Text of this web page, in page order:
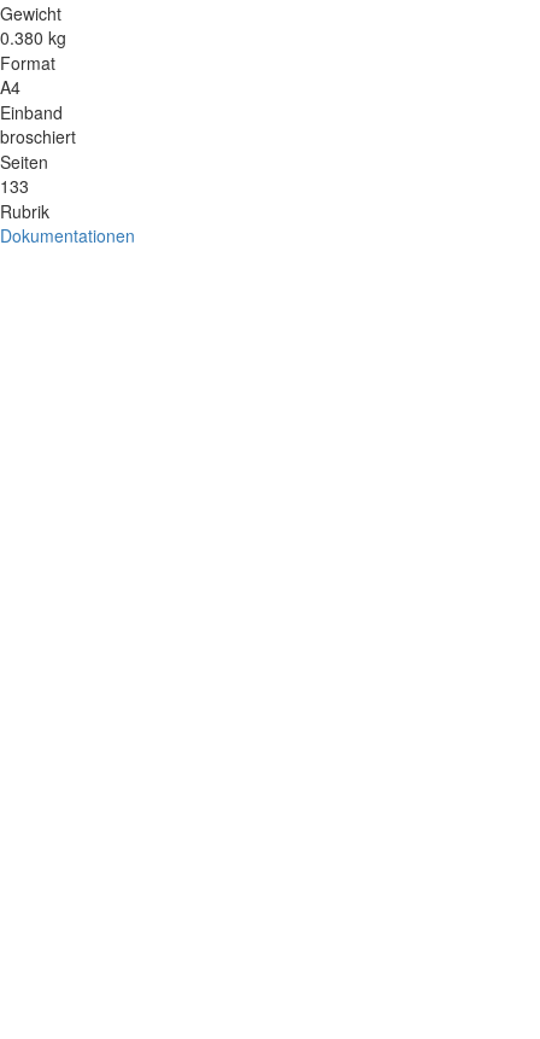
Gewicht
0.380 kg
Format
A4
Einband
broschiert
Seiten
133
Rubrik
Dokumentationen